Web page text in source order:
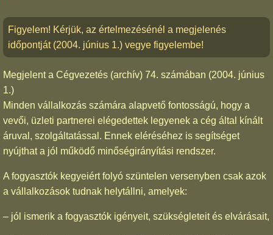
Figyelem! Kérjük, az értelmezésénél a megjelenés
időpontját (2004. június 1.) vegye figyelembe!
Megjelent a Cégvezetés (archív) 74. számában (2004. június
1.)
Minden vállalkozás számára alapvető fontosságú, hogy a
vevői, üzleti partnerei elégedettek legyenek a cég által kínált
áruval, szolgáltatással. Ennek eléréséhez is segítséget
nyújthat a jól működő minőségirányítási rendszer.
A fogyasztók kegyeiért folyó szüntelen versenyben csak azok
a vállalkozások tudnak helytállni, amelyek:
– jól ismerik a fogyasztók igényeit, szükségleteit és elvárásait,